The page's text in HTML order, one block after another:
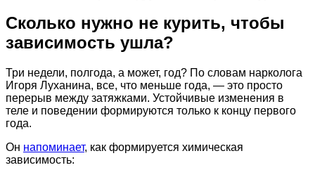
Сколько нужно не курить, чтобы
зависимость ушла?
Три недели, полгода, а может, год? По словам нарколога
Игоря Луханина, все, что меньше года, — это просто
перерыв между затяжками. Устойчивые изменения в
теле и поведении формируются только к концу первого
года.
Он напоминает, как формируется химическая
зависимость: